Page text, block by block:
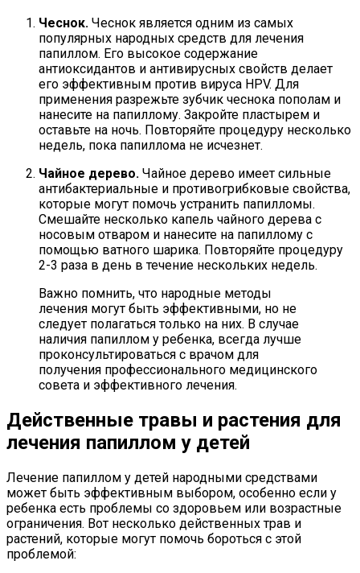
Чеснок. Чеснок является одним из самых
популярных народных средств для лечения
папиллом. Его высокое содержание
антиоксидантов и антивирусных свойств делает
его эффективным против вируса HPV. Для
применения разрежьте зубчик чеснока пополам и
нанесите на папиллому. Закройте пластырем и
оставьте на ночь. Повторяйте процедуру несколько
недель, пока папиллома не исчезнет.
Чайное дерево. Чайное дерево имеет сильные
антибактериальные и противогрибковые свойства,
которые могут помочь устранить папилломы.
Смешайте несколько капель чайного дерева с
носовым отваром и нанесите на папиллому с
помощью ватного шарика. Повторяйте процедуру
2-3 раза в день в течение нескольких недель.
Важно помнить, что народные методы
лечения могут быть эффективными, но не
следует полагаться только на них. В случае
наличия папиллом у ребенка, всегда лучше
проконсультироваться с врачом для
получения профессионального медицинского
совета и эффективного лечения.
Действенные травы и растения для
лечения папиллом у детей
Лечение папиллом у детей народными средствами
может быть эффективным выбором, особенно если у
ребенка есть проблемы со здоровьем или возрастные
ограничения. Вот несколько действенных трав и
растений, которые могут помочь бороться с этой
проблемой: